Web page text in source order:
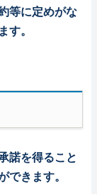
等に定めがな
す。
諾を得ること
できます。